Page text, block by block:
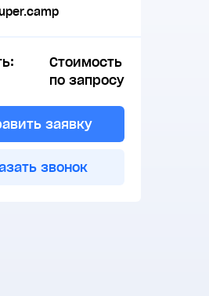
Стоимость
по запросу
заявку
звонок